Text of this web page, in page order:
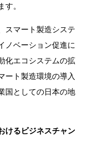
。
スマート製造システ
ノベーション促進に
化エコシステムの拡
ート製造環境の導入
国としての日本の地
けるビジネスチャン